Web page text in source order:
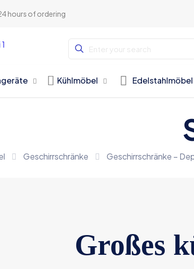
hours of ordering
Kühlmöbel Edelstahlmöbel
Geschirrschränke Geschirrschränke –
Großes